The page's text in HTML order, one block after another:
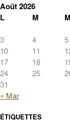
Août 2026
L
M M
3
4 5
10
11
17
18
24
25
31
« Mar
ÉTIQUETTES